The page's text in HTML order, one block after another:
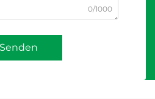
0/1000
Senden